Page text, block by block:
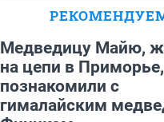
Медведицу Майю,
на цепи в Приморье,
познакомили с
гималайским